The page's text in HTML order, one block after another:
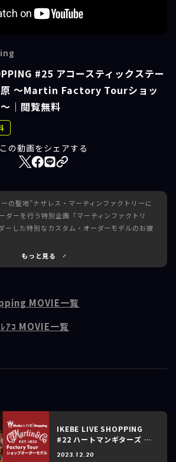
#25 アコースティックステー
原 ～Martin Factory Tourショッ
｜閲覧無料
この動画をシェアする
の聖地”ナザレス・マーティンファクトリーに
ダーを行う特別企画「マーティンファクトリ
ーした特別なカスタム・オーダーモデルのお披
みのギタリスト中野幸一さん！アコースティッ
葉原・馬場のこだわりがとことん詰まった
一体どんなサウンドが奏でられるのか。生粋
ックステーションリボレ秋葉原）
ターズ）
もっと見る
MOVIE一覧
ｱｺ MOVIE一覧
IKEBE LIVE SHOPPING
#22 ハートマンギターズ ～
2023.12.20